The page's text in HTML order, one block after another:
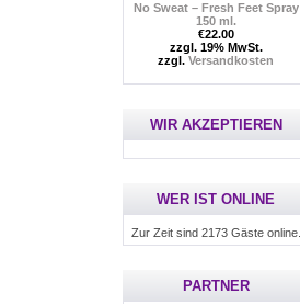
No Sweat – Fresh Feet Spray
150 ml.
€22.00
zzgl. 19% MwSt.
zzgl.Versandkosten
WIR AKZEPTIEREN
WER IST ONLINE
Zur Zeit sind 2173 Gäste online.
PARTNER